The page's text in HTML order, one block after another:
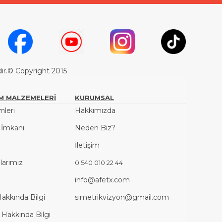
Copyright 2015
MALZEMELERİ KURUMSAL
Hakkımızda
Neden Biz?
İletişim
0 540 010 22 44
info@afetx.com
Bilgi
simetrikvizyon@gmail.com
Bilgi